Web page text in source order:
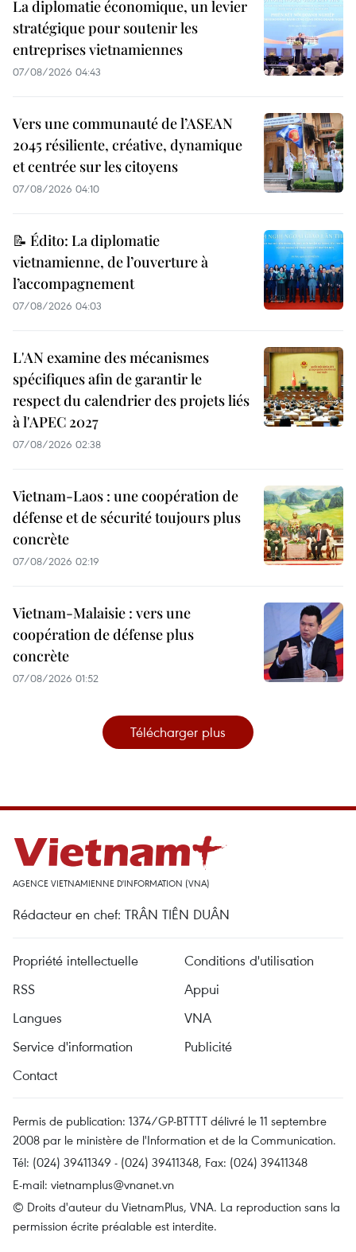
La diplomatie économique, un levier
stratégique pour soutenir les
entreprises vietnamiennes
07/08/2026 04:43
Vers une communauté de l’ASEAN
2045 résiliente, créative, dynamique
et centrée sur les citoyens
07/08/2026 04:10
📝 Édito: La diplomatie
vietnamienne, de l’ouverture à
l’accompagnement
07/08/2026 04:03
L'AN examine des mécanismes
spécifiques afin de garantir le
respect du calendrier des projets liés
à l'APEC 2027
07/08/2026 02:38
Vietnam-Laos : une coopération de
défense et de sécurité toujours plus
concrète
07/08/2026 02:19
Vietnam-Malaisie : vers une
coopération de défense plus
concrète
07/08/2026 01:52
Télécharger plus
AGENCE VIETNAMIENNE D'INFORMATION (VNA)
Rédacteur en chef: TRÂN TIÊN DUÂN
Propriété intellectuelle
Conditions d'utilisation
RSS
Appui
Langues
VNA
Service d'information
Publicité
Contact
Permis de publication: 1374/GP-BTTTT délivré le 11 septembre
2008 par le ministère de l'Information et de la Communication.
Tél: (024) 39411349 - (024) 39411348, Fax: (024) 39411348
E-mail: vietnamplus@vnanet.vn
© Droits d'auteur du VietnamPlus, VNA. La reproduction sans la
permission écrite préalable est interdite.